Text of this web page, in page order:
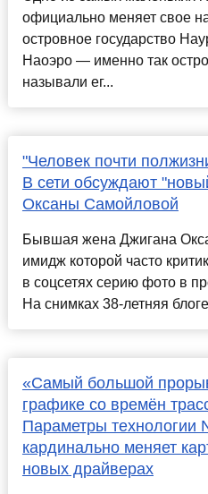
официально меняет свое
островное государство
Наоэро — именно так
называли ег...
"Человек почти
В сети обсуждают
Оксаны Самойловой
Бывшая жена Джигана
имидж которой часто
в соцсетях серию фото в
На снимках 38-летняя
«Самый большой
графике со времён
Параметры технологии
кардинально меняет
новых драйверах